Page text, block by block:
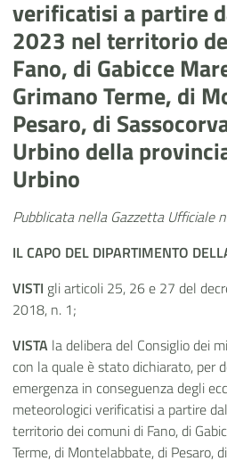
verificatisi a partire
2023 nel territorio
Fano, di Gabicce
Grimano Terme, di
Pesaro, di
Urbino della
Urbino
Pubblicata nella Gazzetta Ufficiale
IL CAPO DEL DIPARTIMENTO
VISTI gli articoli 25, 26 e 27 del
2018, n. 1;
VISTA la delibera del Consiglio dei
con la quale è stato dichiarato, per
emergenza in conseguenza degli
meteorologici verificatisi a partire
territorio dei comuni di Fano, di
Terme, di Montelabbate, di Pesaro,